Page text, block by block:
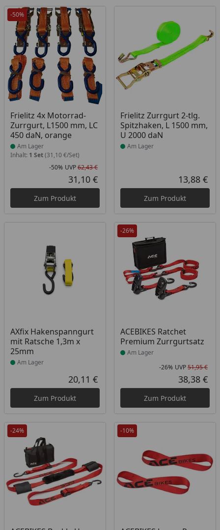
-50%
Frielitz 4x Motorrad-
Zurrgurt, L1500 mm, LC
450 daN, orange
Produkt am Lager
Am Lager
Inhalt: 1 Set(31,10 €/Set)
Rabatt in Prozent
-50%
Ursprünglicher Preis
UVP62,43 €
Aktueller Preis
31,10 €
Zum Produkt
Frielitz Zurrgurt 2-tlg.
Spitzhaken, L 1500 mm,
U 2000 daN
Produkt am Lager
Am Lager
13,88 €
Zum Produkt
AXfix Hakenspanngurt
mit Ratsche 1,3m x
25mm
Produkt am Lager
Am Lager
Aktueller Preis
20,11 €
Zum Produkt
-26%
ACEBIKES Ratchet
Premium Zurrgurtsatz
Produkt am Lager
Am Lager
-26% UVP51,95 €
38,38 €
Zum Produkt
-24% -10%